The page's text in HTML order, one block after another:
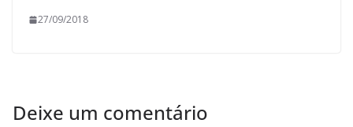
27/09/2018
Deixe um comentário